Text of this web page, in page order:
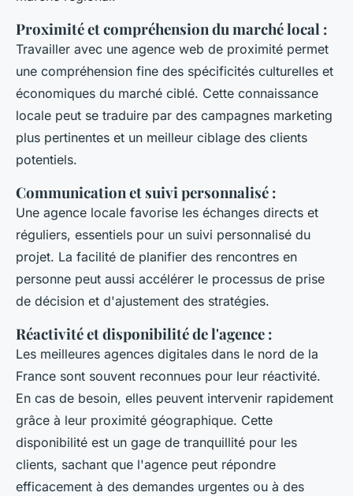
Proximité et compréhension du marché local :
Travailler avec une agence web de proximité permet
une compréhension fine des spécificités culturelles et
économiques du marché ciblé. Cette connaissance
locale peut se traduire par des campagnes marketing
plus pertinentes et un meilleur ciblage des clients
potentiels.
Communication et suivi personnalisé :
Une agence locale favorise les échanges directs et
réguliers, essentiels pour un suivi personnalisé du
projet. La facilité de planifier des rencontres en
personne peut aussi accélérer le processus de prise
de décision et d'ajustement des stratégies.
Réactivité et disponibilité de l'agence :
Les meilleures agences digitales dans le nord de la
France sont souvent reconnues pour leur réactivité.
En cas de besoin, elles peuvent intervenir rapidement
grâce à leur proximité géographique. Cette
disponibilité est un gage de tranquillité pour les
clients, sachant que l'agence peut répondre
efficacement à des demandes urgentes ou à des